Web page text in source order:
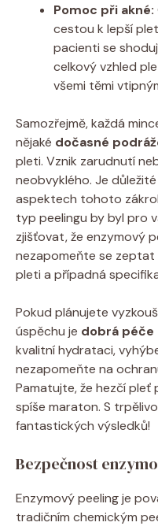
Pomoc při akné:
cestou k lepší
pacienti se
celkový vzhled
všemi těmi
Samozřejmě, každá
nějaké dočasné
pleti. Vznik zarudnutí
neobvyklého. Je
aspektech tohoto
typ peelingu by byl pro
zjišťovat, že enzymový
nezapomeňte se zeptat
pleti a případná
Pokud plánujete
úspěchu je dobrá péče
kvalitní hydrataci,
nezapomeňte na
Pamatujte, že hezčí pleť
spíše maraton. S
fantastických výsledků!
Bezpečnost
Enzymový peeling je
tradičním chemickým